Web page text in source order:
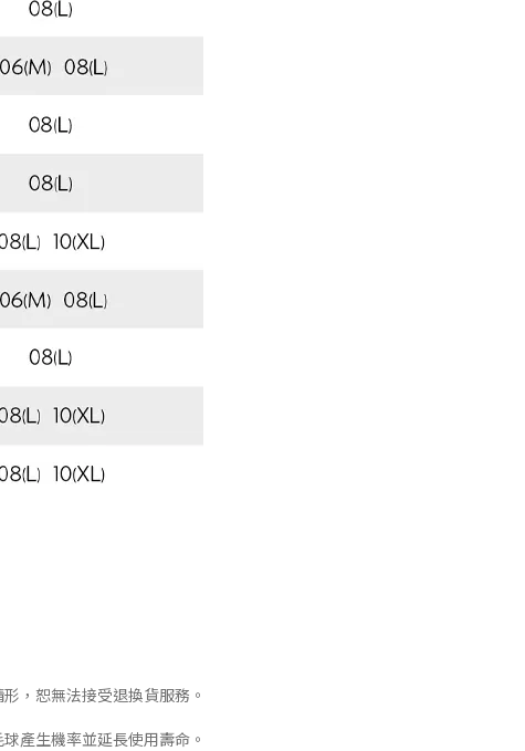
，恕無法接受退換貨服務。
產生機率並延長使用壽命。